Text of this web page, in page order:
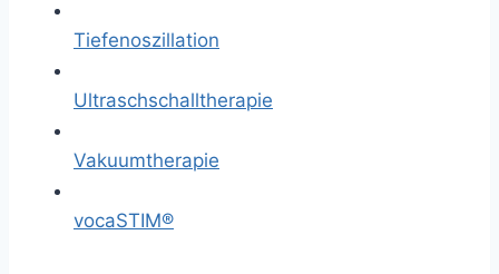
Tiefenoszillation
Ultraschschalltherapie
Vakuumtherapie
vocaSTIM®